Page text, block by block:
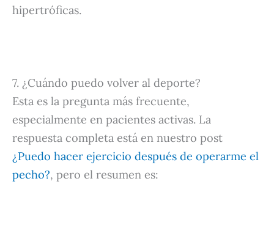
hipertróficas.
7. ¿Cuándo puedo volver al deporte?
Esta es la pregunta más frecuente,
especialmente en pacientes activas. La
respuesta completa está en nuestro post
¿Puedo hacer ejercicio después de operarme el
pecho?, pero el resumen es: